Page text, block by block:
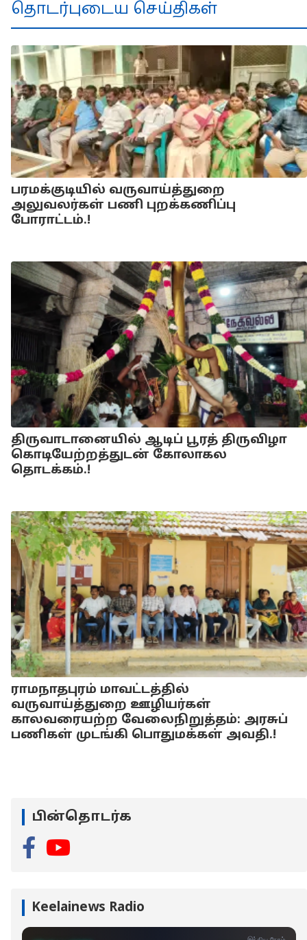
தொடர்புடைய செய்திகள்
பரமக்குடியில் வருவாய்த்துறை
அலுவலர்கள் பணி புறக்கணிப்பு
போராட்டம்.!
திருவாடானையில் ஆடிப் பூரத் திருவிழா
கொடியேற்றத்துடன் கோலாகல
தொடக்கம்.!
ராமநாதபுரம் மாவட்டத்தில்
வருவாய்த்துறை ஊழியர்கள்
காலவரையற்ற வேலைநிறுத்தம்: அரசுப்
பணிகள் முடங்கி பொதுமக்கள் அவதி.!
பின்தொடர்க
Keelainews Radio